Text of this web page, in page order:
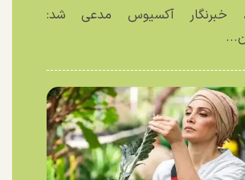
خبرنگار آکسیوس مدعی شد: